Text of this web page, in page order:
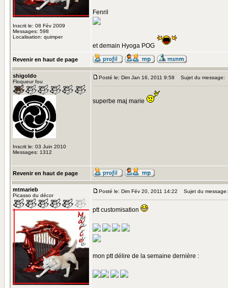
Inscrit le: 08 Fév 2009
Messages: 598
Localisation: quimper
Fenril
et demain Hyoga POG
Revenir en haut de page
shigoldo
Floqueur fou
Inscrit le: 03 Juin 2010
Messages: 1312
Posté le: Dim Jan 16, 2011 9:58 Sujet du message:
superbe maj marie
Revenir en haut de page
mtmarieb
Picasso du décor
Posté le: Dim Fév 20, 2011 14:22 Sujet du message:
ptt customisation
mon ptt délire de la semaine dernière :